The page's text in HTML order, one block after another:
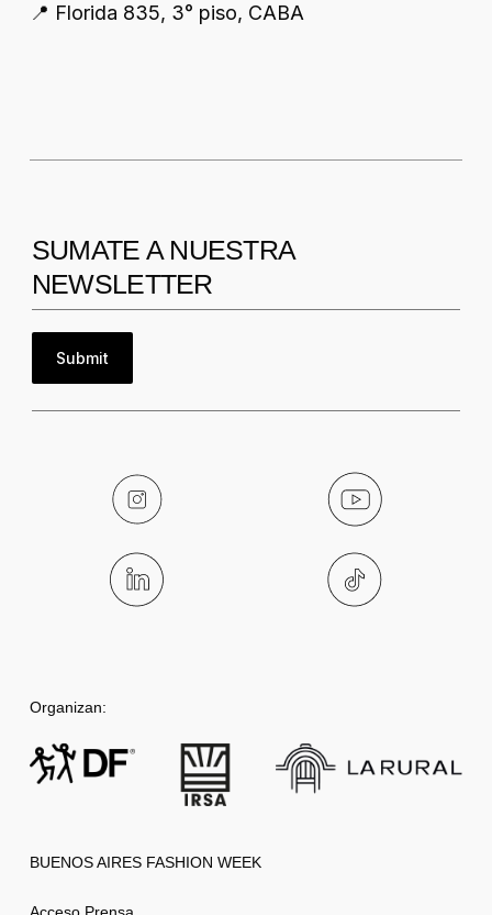
📍 Florida 835, 3° piso, CABA
SUMATE A NUESTRA
NEWSLETTER
Submit
Organizan:
BUENOS AIRES FASHION WEEK